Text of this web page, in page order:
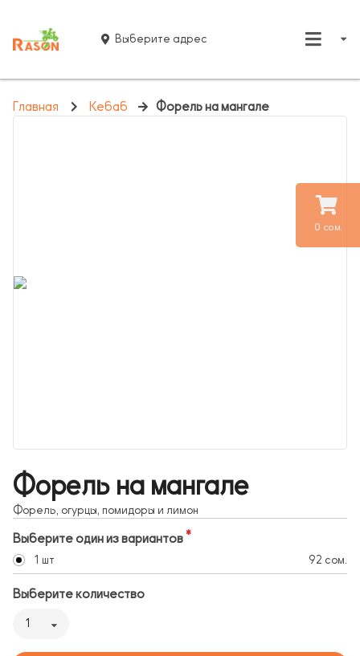
0 сом.
Выберите адрес
Главная Кебаб Форель на мангале
Форель на мангале
Форель, огурцы, помидоры и лимон
Выберите один из вариантов
1 шт 92 сом.
Выберите количество
1